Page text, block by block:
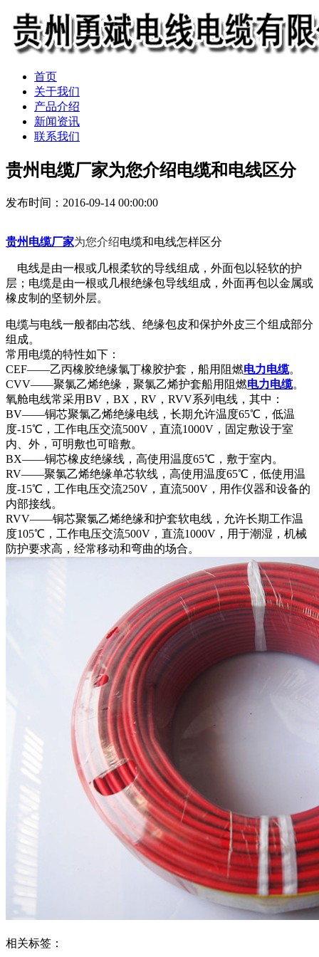
首页
关于我们
产品介绍
新闻资讯
联系我们
贵州电缆厂家为您介绍​电缆和电线区分
发布时间：2016-09-14 00:00:00
贵州电缆厂家为您介绍电缆和电线怎样区分
电线是由一根或几根柔软的导线组成，外面包以轻软的护
层；电缆是由一根或几根绝缘包导线组成，外面再包以金属或
橡皮制的坚韧外层。
电缆与电线一般都由芯线、绝缘包皮和保护外皮三个组成部分
组成。
常用电缆的特性如下：
CEF——乙丙橡胶绝缘氯丁橡胶护套，船用阻燃电力电缆。
CVV——聚氯乙烯绝缘，聚氯乙烯护套船用阻燃电力电缆。
氧舱电线常采用BV，BX，RV，RVV系列电线，其中：
BV——铜芯聚氯乙烯绝缘电线，长期允许温度65℃，低温
度-15℃，工作电压交流500V，直流1000V，固定敷设于室
内、外，可明敷也可暗敷。
BX——铜芯橡皮绝缘线，高使用温度65℃，敷于室内。
RV——聚氯乙烯绝缘单芯软线，高使用温度65℃，低使用温
度-15℃，工作电压交流250V，直流500V，用作仪器和设备的
内部接线。
RVV——铜芯聚氯乙烯绝缘和护套软电线，允许长期工作温
度105℃，工作电压交流500V，直流1000V，用于潮湿，机械
防护要求高，经常移动和弯曲的场合。
相关标签：